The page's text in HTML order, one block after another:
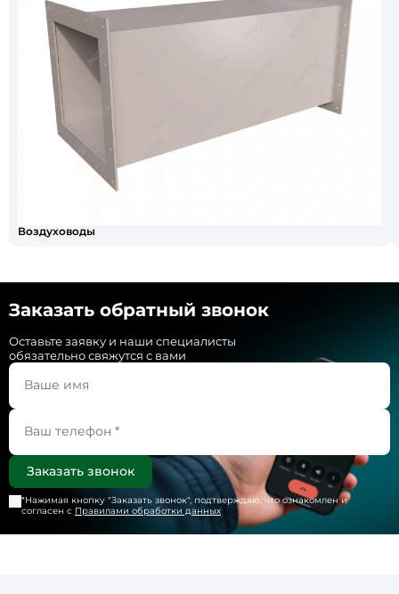
Воздуховоды
Заказать обратный звонок
Оставьте заявку и наши специалисты
обязательно свяжутся с вами
*Нажимая кнопку "Заказать звонок", подтверждаю, что ознакомлен и
согласен с Правилами обработки данных